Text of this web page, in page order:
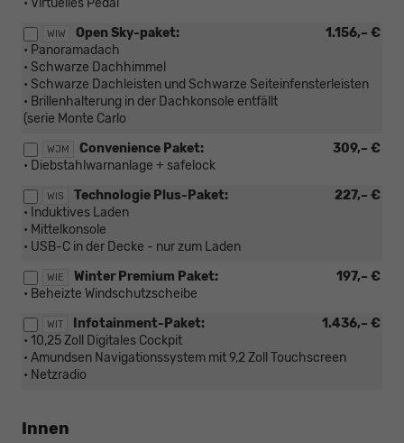
WIW 1.156,– €
Open Sky-paket:
• Panoramadach
• Schwarze Dachhimmel
• Schwarze Dachleisten und Schwarze Seiteinfensterleisten
• Brillenhalterung in der Dachkonsole entfällt
(serie Monte Carlo
WJM 309,– €
Convenience Paket:
• Diebstahlwarnanlage + safelock
WIS 227,– €
Technologie Plus-Paket:
• Induktives Laden
• Mittelkonsole
• USB-C in der Decke - nur zum Laden
WIE 197,– €
Winter Premium Paket:
• Beheizte Windschutzscheibe
WIT 1.436,– €
Infotainment-Paket:
• 10,25 Zoll Digitales Cockpit
• Amundsen Navigationssystem mit 9,2 Zoll Touchscreen
• Netzradio
Innen